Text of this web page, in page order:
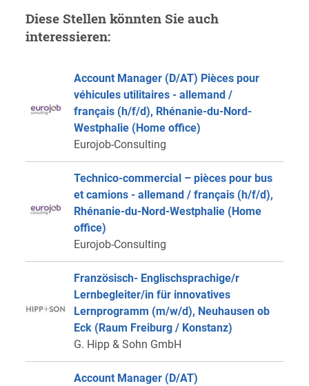
Diese Stellen könnten Sie auch
interessieren:
Account Manager (D/AT) Pièces pour
véhicules utilitaires - allemand /
français (h/f/d), Rhénanie-du-Nord-
Westphalie (Home office)
Eurojob-Consulting
Technico-commercial – pièces pour bus
et camions - allemand / français (h/f/d),
Rhénanie-du-Nord-Westphalie (Home
office)
Eurojob-Consulting
Französisch- Englischsprachige/r
Lernbegleiter/in für innovatives
Lernprogramm (m/w/d), Neuhausen ob
Eck (Raum Freiburg / Konstanz)
G. Hipp & Sohn GmbH
Account Manager (D/AT)